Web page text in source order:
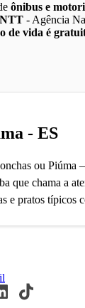
ônibus e
- Agência
de vida é
- ES
ou Piúma
que chama a
e pratos típicos
conchas
produção